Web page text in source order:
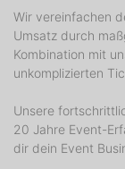
Wir vereinfachen
Umsatz durch
Kombination mit
unkomplizierten
Unsere
20 Jahre Event-
dir dein Event